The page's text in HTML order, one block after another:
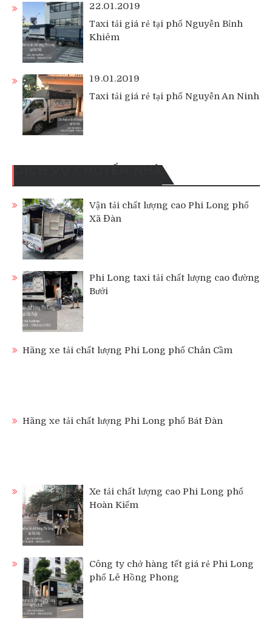
22.01.2019
Taxi tải giá rẻ tại phố Nguyễn Bỉnh
Khiêm
19.01.2019
Taxi tải giá rẻ tại phố Nguyễn An Ninh
DỊCH VỤ CHUYỂN NHÀ
Vận tải chất lượng cao Phi Long phố
Xã Đàn
Phi Long taxi tải chất lượng cao đường
Bưởi
Hãng xe tải chất lượng Phi Long phố Chân Cầm
Hãng xe tải chất lượng Phi Long phố Bát Đàn
Xe tải chất lượng cao Phi Long phố
Hoàn Kiếm
Công ty chở hàng tết giá rẻ Phi Long
phố Lê Hồng Phong